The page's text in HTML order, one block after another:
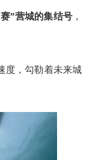
”营城的集结号 ，
，勾勒着未来城